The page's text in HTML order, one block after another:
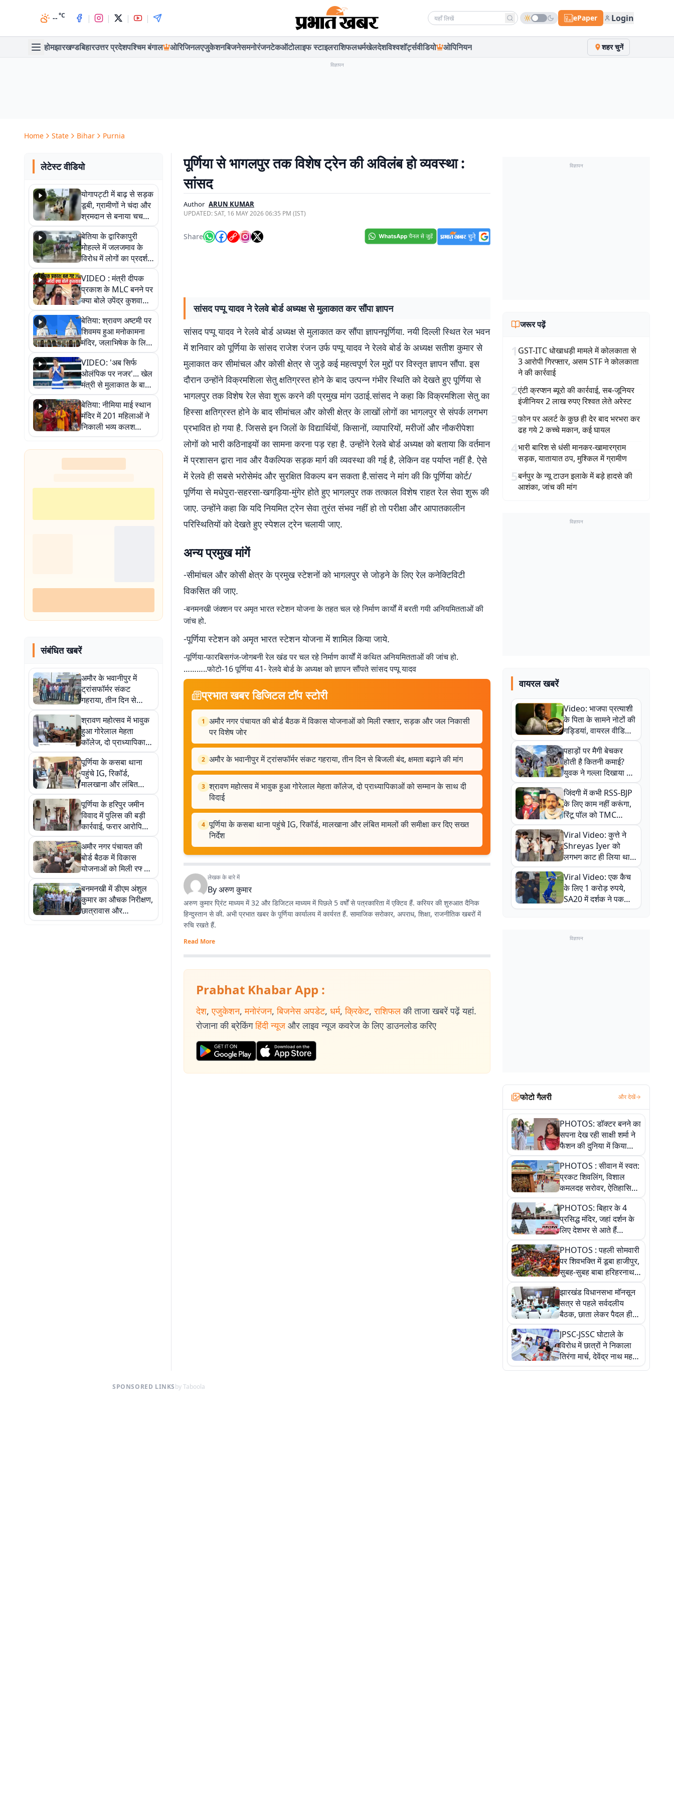
--°C | | | | Search news ePaper Login
होमझारखण्डबिहारउत्तर प्रदेशपश्चिम बंगाल ओरिजिनलएजुकेशनबिजनेसमनोरंजनटेकऑटोलाइफ स्टाइलराशिफलधर्मखेलदेशविश्वशॉर्ट्सवीडियो ओपिनियन शहर चुनें
विज्ञापन
Home State Bihar Purnia
लेटेस्ट वीडियो
योगापट्टी में बाढ़ से सड़क
डूबी, ग्रामीणों ने चंदा और
श्रमदान से बनाया चचरी
पुल
बेतिया के द्वारिकापुरी
मोहल्ले में जलजमाव के
विरोध में लोगों का प्रदर्शन,
स्थायी समाधान की मांग
VIDEO : मंत्री दीपक
प्रकाश के MLC बनने पर
क्या बोले उपेंद्र कुशवाहा,
सुनिए
बेतिया: श्रावण अष्टमी पर
शिवमय हुआ मनोकामना
मंदिर, जलाभिषेक के लिए
लगी लंबी कतारें
VIDEO: 'अब सिर्फ
ओलंपिक पर नजर'... खेल
मंत्री से मुलाकात के बाद
जैसमीन लंबोरिया का बड़ा
बयान
बेतिया: नीमिया माई स्थान
मंदिर में 201 महिलाओं ने
निकाली भव्य कलश
शोभायात्रा, शिवलिंग
प्राण-प्रतिष्ठा महोत्सव
शुरू
संबंधित खबरें
अमौर के भवानीपुर में
ट्रांसफॉर्मर संकट
गहराया, तीन दिन से
बिजली बंद, क्षमता बढ़ाने
की मांग
श्रावण महोत्सव में भावुक
हुआ गोरेलाल मेहता
कॉलेज, दो प्राध्यापिकाओं
को सम्मान के साथ दी
विदाई
पूर्णिया के कसबा थाना
पहुंचे IG, रिकॉर्ड,
मालखाना और लंबित
मामलों की समीक्षा कर दिए
सख्त निर्देश
पूर्णिया के हरिपुर जमीन
विवाद में पुलिस की बड़ी
कार्रवाई, फरार आरोपियों
के घर पर चिपकाया
इश्तेहार
अमौर नगर पंचायत की
बोर्ड बैठक में विकास
योजनाओं को मिली रफ्तार,
सड़क और जल निकासी
पर विशेष जोर
बनमनखी में डीएम अंशुल
कुमार का औचक निरीक्षण,
छात्रावास और
अनुमंडलीय अस्पताल में
पूर्णिया से भागलपुर तक विशेष ट्रेन की अविलंब हो व्यवस्था :
सांसद
Author ARUN KUMAR
UPDATED:SAT, 16 MAY 2026 06:35 PM (IST)
Share
सांसद पप्पू यादव ने रेलवे बोर्ड अध्यक्ष से मुलाकात कर सौंपा ज्ञापन
सांसद पप्पू यादव ने रेलवे बोर्ड अध्यक्ष से मुलाकात कर सौंपा ज्ञापनपूर्णिया. नयी दिल्ली स्थित रेल भवन
में शनिवार को पूर्णिया के सांसद राजेश रंजन उर्फ पप्पू यादव ने रेलवे बोर्ड के अध्यक्ष सतीश कुमार से
मुलाकात कर सीमांचल और कोसी क्षेत्र से जुड़े कई महत्वपूर्ण रेल मुद्दों पर विस्तृत ज्ञापन सौंपा. इस
दौरान उन्होंने विक्रमशिला सेतु क्षतिग्रस्त होने के बाद उत्पन्न गंभीर स्थिति को देखते हुए पूर्णिया से
भागलपुर तक विशेष रेल सेवा शुरू करने की प्रमुख मांग उठाई.सांसद ने कहा कि विक्रमशिला सेतु का
हिस्सा क्षतिग्रस्त होने के बाद सीमांचल और कोसी क्षेत्र के लाखों लोगों का भागलपुर से संपर्क लगभग
प्रभावित हो गया है. जिससे इन जिलों के विद्यार्थियों, किसानों, व्यापारियों, मरीजों और नौकरीपेशा
लोगों को भारी कठिनाइयों का सामना करना पड़ रहा है. उन्होंने रेलवे बोर्ड अध्यक्ष को बताया कि वर्तमान
में प्रशासन द्वारा नाव और वैकल्पिक सड़क मार्ग की व्यवस्था की गई है, लेकिन वह पर्याप्त नहीं है. ऐसे
में रेलवे ही सबसे भरोसेमंद और सुरक्षित विकल्प बन सकता है.सांसद ने मांग की कि पूर्णिया कोर्ट/
पूर्णिया से मधेपुरा-सहरसा-खगड़िया-मुंगेर होते हुए भागलपुर तक तत्काल विशेष राहत रेल सेवा शुरू की
जाए. उन्होंने कहा कि यदि नियमित ट्रेन सेवा तुरंत संभव नहीं हो तो परीक्षा और आपातकालीन
परिस्थितियों को देखते हुए स्पेशल ट्रेन चलायी जाए.
अन्य प्रमुख मांगें
-सीमांचल और कोसी क्षेत्र के प्रमुख स्टेशनों को भागलपुर से जोड़ने के लिए रेल कनेक्टिविटी
विकसित की जाए.
-बनमनखी जंक्शन पर अमृत भारत स्टेशन योजना के तहत चल रहे निर्माण कार्यों में बरती गयी अनियमितताओं की
जांच हो.
-पूर्णिया स्टेशन को अमृत भारत स्टेशन योजना में शामिल किया जाये.
-पूर्णिया-फारबिसगंज-जोगबनी रेल खंड पर चल रहे निर्माण कार्यों में कथित अनियमितताओं की जांच हो.
………..फोटो-16 पूर्णिया 41- रेलवे बोर्ड के अध्यक्ष को ज्ञापन सौंपते सांसद पप्पू यादव
प्रभात खबर डिजिटल टॉप स्टोरी
1 अमौर नगर पंचायत की बोर्ड बैठक में विकास योजनाओं को मिली रफ्तार, सड़क और जल निकासी
पर विशेष जोर
2 अमौर के भवानीपुर में ट्रांसफॉर्मर संकट गहराया, तीन दिन से बिजली बंद, क्षमता बढ़ाने की मांग
3 श्रावण महोत्सव में भावुक हुआ गोरेलाल मेहता कॉलेज, दो प्राध्यापिकाओं को सम्मान के साथ दी
विदाई
4 पूर्णिया के कसबा थाना पहुंचे IG, रिकॉर्ड, मालखाना और लंबित मामलों की समीक्षा कर दिए सख्त
निर्देश
लेखक के बारे में
Byअरुण कुमार
अरुण कुमार प्रिंट माध्यम में 32 और डिजिटल माध्यम में पिछले 5 वर्षों से पत्रकारिता में एक्टिव हैं. करियर की शुरुआत दैनिक
हिन्दुस्तान से की. अभी प्रभात खबर के पूर्णिया कार्यालय में कार्यरत हैं. सामाजिक सरोकार, अपराध, शिक्षा, राजनीतिक खबरों में
रुचि रखते हैं.
Read More
Prabhat Khabar App :
देश, एजुकेशन, मनोरंजन, बिजनेस अपडेट, धर्म, क्रिकेट, राशिफल की ताजा खबरें पढ़ें यहां.
रोजाना की ब्रेकिंग हिंदी न्यूज और लाइव न्यूज कवरेज के लिए डाउनलोड करिए
विज्ञापन
जरूर पढ़ें
1 GST-ITC धोखाधड़ी मामले में कोलकाता से
3 आरोपी गिरफ्तार, असम STF ने कोलकाता
ने की कार्रवाई
2एंटी क्रप्शन ब्यूरो की कार्रवाई, सब-जूनियर
इंजीनियर 2 लाख रुपए रिश्वत लेते अरेस्ट
3फोन पर अलर्ट के कुछ ही देर बाद भरभरा कर
ढह गये 2 कच्चे मकान, कई घायल
4भारी बारिश से धंसी मानकर-खामारग्राम
सड़क, यातायात ठप, मुश्किल में ग्रामीण
5बर्नपुर के न्यू टाउन इलाके में बड़े हादसे की
आशंका, जांच की मांग
विज्ञापन
वायरल खबरें
Video: भाजपा प्रत्याशी
के पिता के सामने नोटों की
गड्डियां, वायरल वीडियो
से राजनीति में उबाल,
अजित महतो बोले- TMC
की गंदी चाल
पहाड़ों पर मैगी बेचकर
होती है कितनी कमाई?
युवक ने गल्ला दिखाया तो
नौकरी वालों के खड़े हो गए
कान
जिंदगी में कभी RSS-BJP
के लिए काम नहीं करूंगा,
रिंटू पॉल को TMC
ऑफिस में ले जाकर पीटा,
Video वायरल
Viral Video: कुत्ते ने
Shreyas Iyer को
लगभग काट ही लिया था,
न्यूजीलैंड सीरीज से पहले
बाल-बाल बचे
Viral Video: एक कैच
के लिए 1 करोड़ रुपये,
SA20 में दर्शक ने पकड़ा
एक हाथ से गजब का कैच
विज्ञापन
फोटो गैलरी और देखें
PHOTOS: डॉक्टर बनने का
सपना देख रही साक्षी शर्मा ने
फैशन की दुनिया में किया
कमाल,जानिए बेगूसराय की
बेटी ने कैसे दी अपने सपनों
को उड़ान
PHOTOS : सीवान में स्वत:
प्रकट शिवलिंग, विशाल
कमलदह सरोवर, ऐतिहासिक
महेंद्रनाथ मंदिर और घंटाघर
की कहानी, तस्वीरों में देखिए
PHOTOS: बिहार के 4
प्रसिद्ध मंदिर, जहां दर्शन के
लिए देशभर से आते हैं
श्रद्धालु, जानिए इनकी
खासियत
PHOTOS : पहली सोमवारी
पर शिवभक्ति में डूबा हाजीपुर,
सुबह-सुबह बाबा हरिहरनाथ
मंदिर पहुंचे तेजस्वी, 10
तस्वीरों में देखें नजारा
झारखंड विधानसभा मॉनसून
सत्र से पहले सर्वदलीय
बैठक, छाता लेकर पैदल ही
सत्ता पक्ष की मीटिंग में पहुंचे
सीएम, देखें तस्वीरें
JPSC-JSSC घोटाले के
विरोध में छात्रों ने निकाला
तिरंगा मार्च, देवेंद्र नाथ महतो
ने किया जल ग्रहण, देखें
SPONSORED LINKSby Taboola